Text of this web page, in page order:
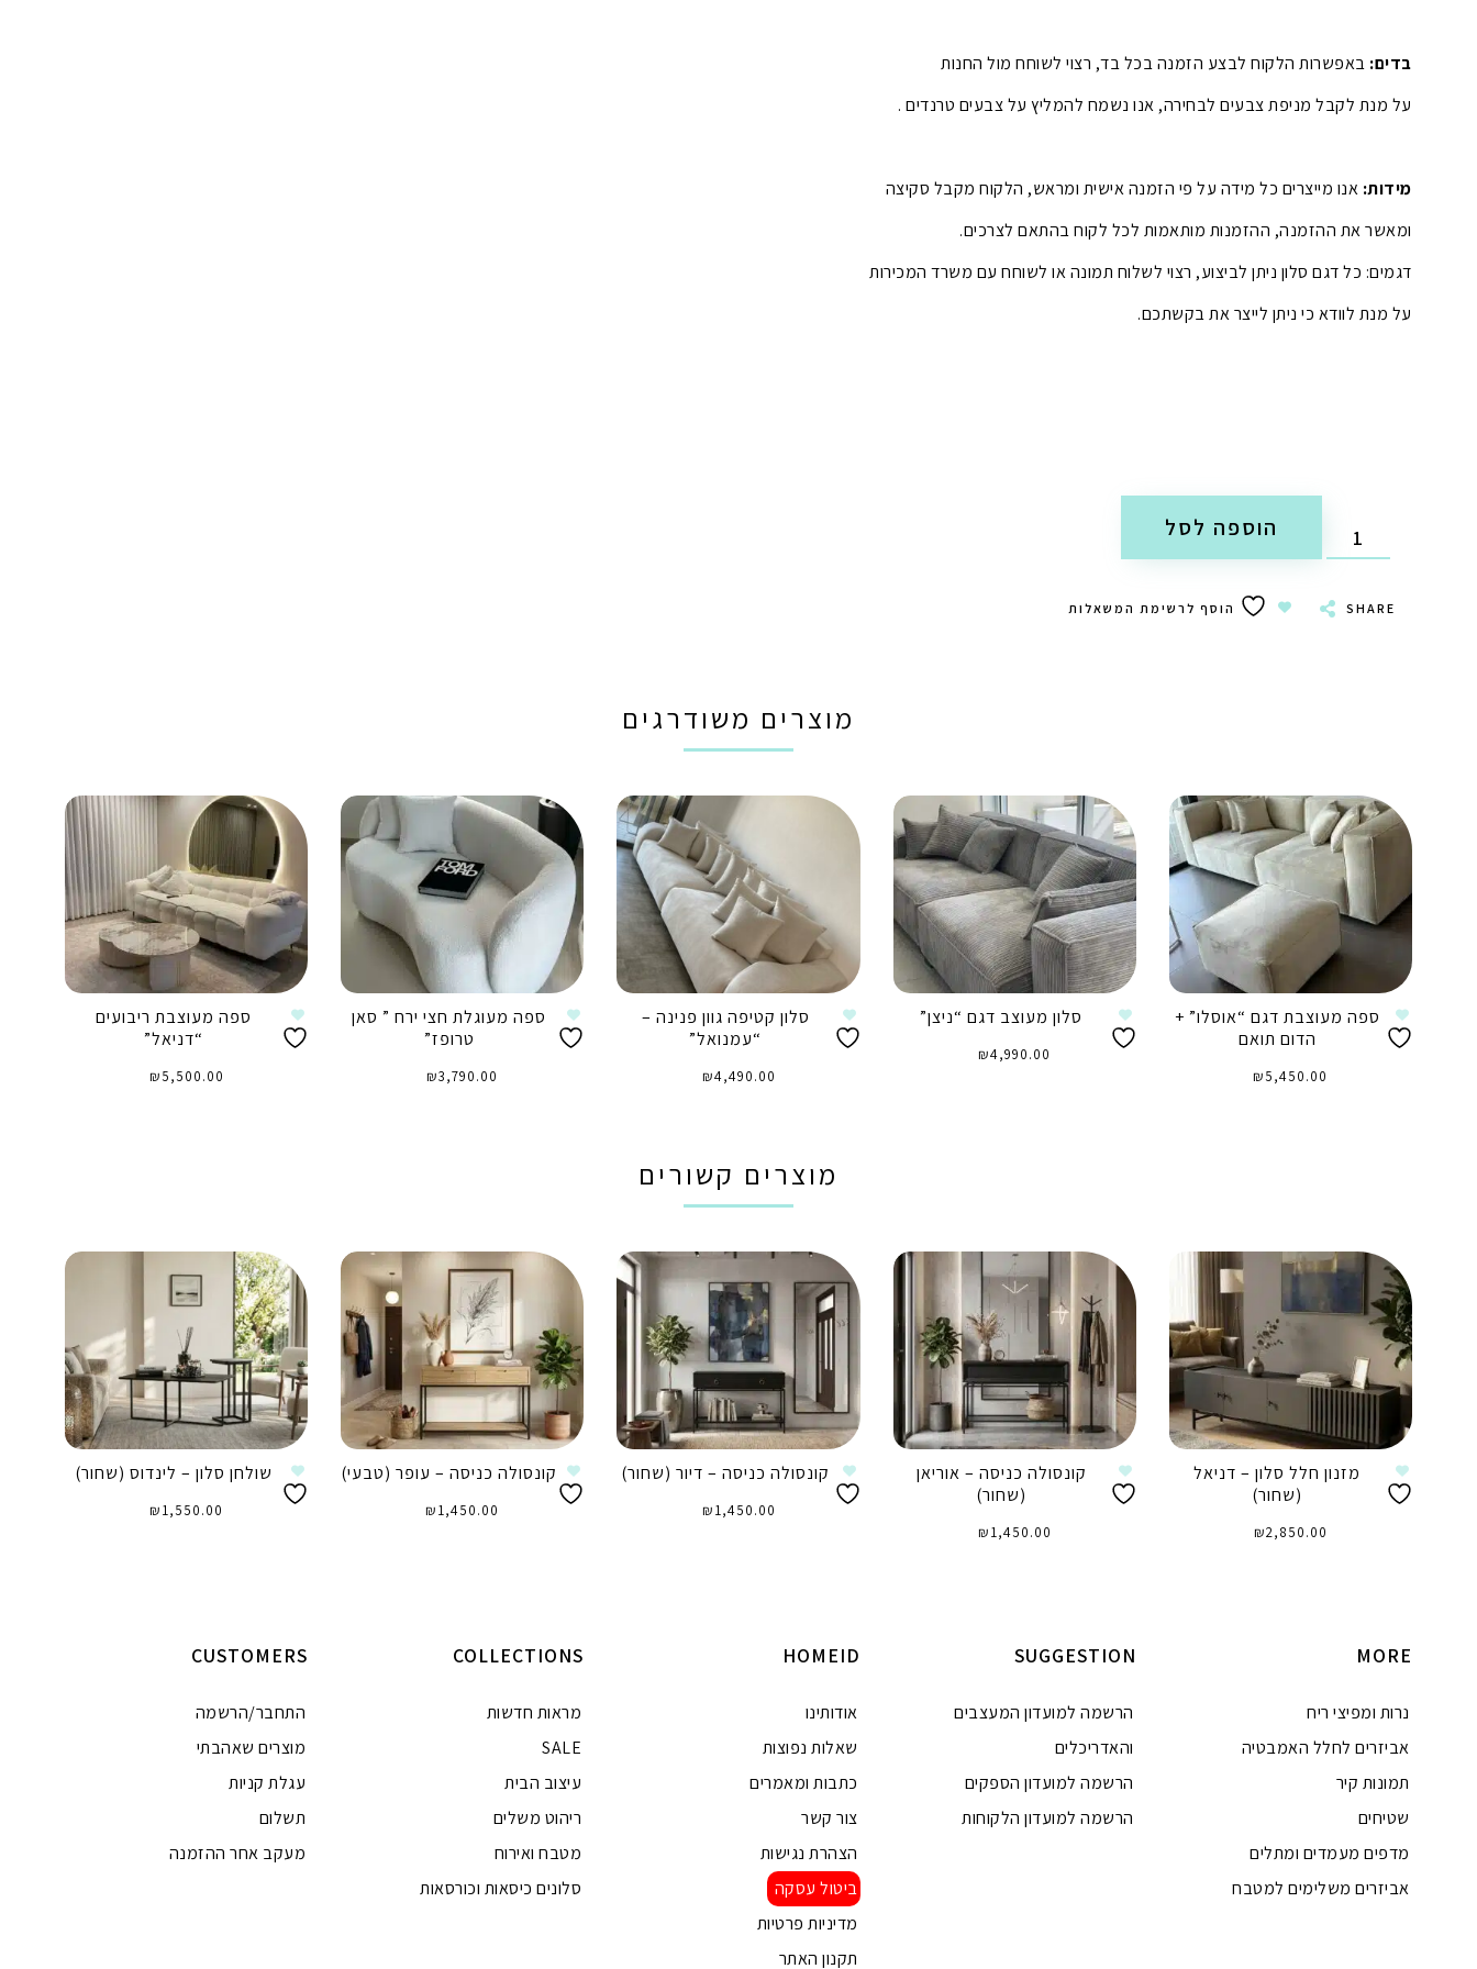
בדים: באפשרות הלקוח לבצע הזמנה בכל בד, רצוי לשוחח מול החנות
על מנת לקבל מניפת צבעים לבחירה, אנו נשמח להמליץ על צבעים טרנדים .
מידות: אנו מייצרים כל מידה על פי הזמנה אישית ומראש, הלקוח מקבל סקיצה
ומאשר את ההזמנה, ההזמנות מותאמות לכל לקוח בהתאם לצרכים.
דגמים: כל דגם סלון ניתן לביצוע, רצוי לשלוח תמונה או לשוחח עם משרד המכירות
על מנת לוודא כי ניתן לייצר את בקשתכם.
הוספה לסל
SHARE הוסף לרשימת המשאלות
מוצרים משודרגים
ספה מעוצבת דגם “אוסלו” +
הדום תואם
₪5,450.00
סלון מעוצב דגם “ניצן”
₪4,990.00
סלון קטיפה גוון פנינה –
“עמנואל”
₪4,490.00
ספה מעוגלת חצי ירח ” סאן
טרופז”
₪3,790.00
ספה מעוצבת ריבועים
“דניאל”
₪5,500.00
מוצרים קשורים
מזנון חלל סלון – דניאל
(שחור)
₪2,850.00
קונסולה כניסה – אוריאן
(שחור)
₪1,450.00
קונסולה כניסה – דיור (שחור)
₪1,450.00
קונסולה כניסה – עופר (טבעי)
₪1,450.00
שולחן סלון – לינדוס (שחור)
₪1,550.00
CUSTOMERS
התחבר/הרשמה
מוצרים שאהבתי
עגלת קניות
תשלום
מעקב אחר ההזמנה
COLLECTIONS
מראות חדשות
SALE
עיצוב הבית
ריהוט משלים
מטבח ואירוח
סלונים כיסאות וכורסאות
HOMEID
אודותינו
שאלות נפוצות
כתבות ומאמרים
צור קשר
הצהרת נגישות
ביטול עסקה
מדיניות פרטיות
תקנון האתר
SUGGESTION
הרשמה למועדון המעצבים
והאדריכלים
הרשמה למועדון הספקים
הרשמה למועדון הלקוחות
MORE
נרות ומפיצי ריח
אביזרים לחלל האמבטיה
תמונות קיר
שטיחים
מדפים מעמדים ומתלים
אביזרים משלימים למטבח